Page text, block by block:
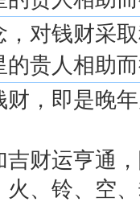
对钱财采
的贵人相助
，即是晚
吉财运亨通
、铃、空